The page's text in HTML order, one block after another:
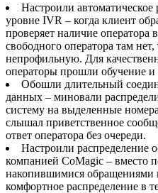
Настроили автоматическое
уровне IVR – когда клиент
проверяет наличие
свободного оператора там
непрофильную. Для
операторы прошли обучение
Обошли длительный
данных – миновали
систему на выделенные
слышал приветственное
ответ оператора без очереди.
Настроили распределение
компанией CoMagic – вместо
накопившимися обращениями
комфортное распределение в